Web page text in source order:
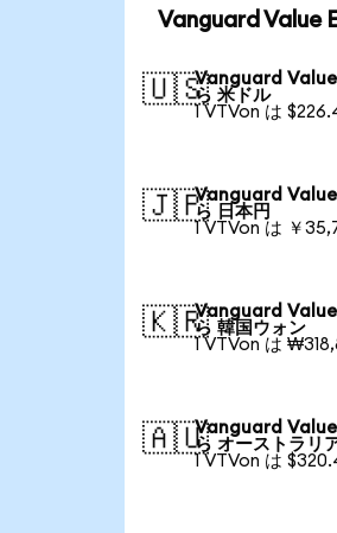
Vanguard Value
🇺🇸Vanguard Value
ら 米ドル
1 VTVon は
🇯🇵Vanguard Value
ら 日本円
1 VTVon は ￥
🇰🇷Vanguard Value
ら 韓国ウォン
1 VTVon は
🇦🇺Vanguard Value
ら オーストラリ
1 VTVon は